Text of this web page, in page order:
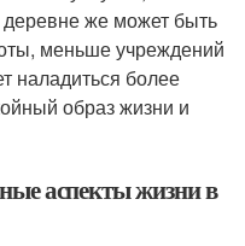
же может быть
меньше учреждений
наладиться более
образ жизни и
аспекты жизни в